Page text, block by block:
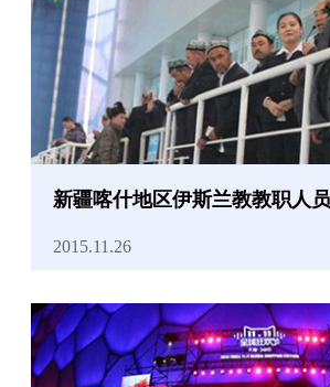
新疆喀什地区伊斯兰教教职人
2015.11.26